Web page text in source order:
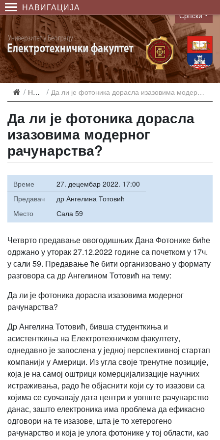
НАВИГАЦИЈА
Language
Српски
Најаве Да ли је фотоника дорасла изазовима модерног рачунарства?
Да ли је фотоника дорасла
изазовима модерног
рачунарства?
Време
27. децембар 2022. 17:00
Предавач
др Ангелина Тотовић
Место
Сала 59
Четврто предавање овогодишњих Дана Фотонике биће
одржано у уторак 27.12.2022 године са почетком у 17ч.
у сали 59. Предавање ће бити организовано у формату
разговора са др Ангелином Тотовић на тему:
Да ли је фотоника дорасла изазовима модерног
рачунарства?
Др Ангелина Тотовић, бивша студенткиња и
асистенткиња на Електротехничком факултету,
однедавно је запослена у једној перспективној стартап
компанији у Америци. Из угла своје тренутне позиције,
која је на самој оштрици комерцијализације научних
истраживања, радо ће објаснити који су то изазови са
којима се суочавају дата центри и уопште рачунарство
данас, зашто електроника има проблема да ефикасно
одговори на те изазове, шта је то хетерогено
рачунарство и која је улога фотонике у тој области, као